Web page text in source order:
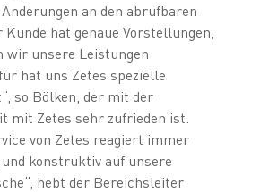
an den abrufbaren
hat genaue Vorstellungen,
wir unsere Leistungen
hat uns Zetes spezielle
so Bölken, der mit der
mit Zetes sehr zufrieden ist.
von Zetes reagiert immer
konstruktiv auf unsere
hebt der Bereichsleiter